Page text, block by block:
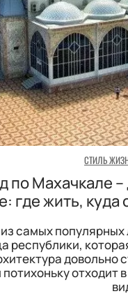
СТИЛЬ
по Махачкале –
где жить, куда
самых
республики,
довольно